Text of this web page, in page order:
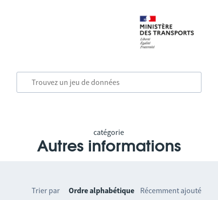
catégorie
Autres informations
Trier par Ordre alphabétique Récemment ajouté